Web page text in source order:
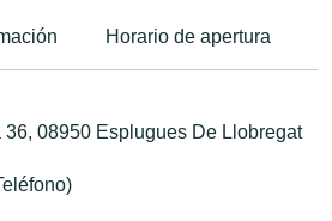
Horario de apertura
08950 Esplugues De Llobregat